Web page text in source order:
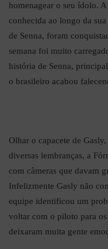
homenagear o seu ídolo.
conhecida ao longo da
de Senna, foram
semana foi muito
história de Senna,
o brasileiro acabou
Olhar o capacete de
diversas lembranças, a
com câmeras que davam
Infelizmente Gasly não
equipe identificou um
voltar com o piloto para os
deixaram muita gente